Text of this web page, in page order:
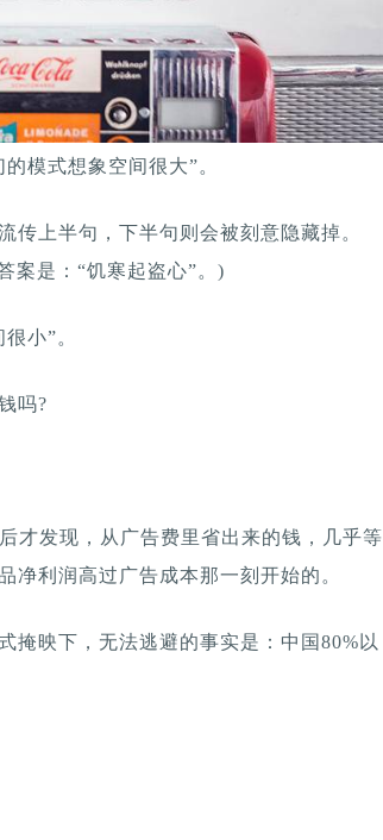
模式想象空间很大”。
传上半句，下半句则会被刻意隐藏掉。
案是：“饥寒起盗心”。)
小”。
吗?
才发现，从广告费里省出来的钱，几乎等
净利润高过广告成本那一刻开始的。
掩映下，无法逃避的事实是：中国80%以